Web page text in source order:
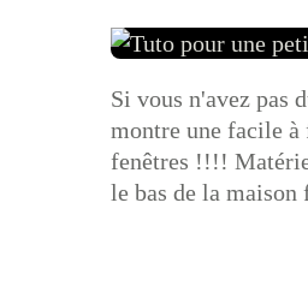
Si vous n'avez pas
montre une facile à
fenêtres !!!!
le bas de la maison